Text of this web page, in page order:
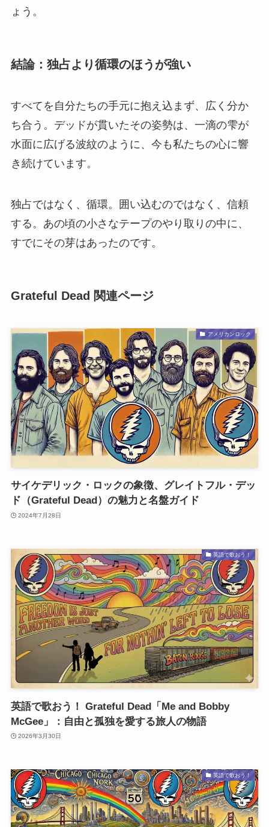
ょう。
結論：独占より循環のほうが強い
すべてを自分たちの手元に抱え込まず、広く分か
ち合う。デッドが貫いたその姿勢は、一滴の雫が
水面に広げる波紋のように、今も私たちの心に響
き続けています。
独占ではなく、循環。囲い込むのではなく、信頼
する。あの頃の小さなテープのやり取りの中に、
すでにその芽はあったのです。
Grateful Dead 関連ページ
アメリカンロック
サイケデリック・ロックの象徴、グレイトフル・デッ
ド（Grateful Dead）の魅力と名盤ガイド
2024年7月28日
英語で歌おう！
英語で歌おう！ Grateful Dead「Me and Bobby
McGee」：自由と孤独を愛する旅人の物語
2026年3月30日
英語で歌おう！